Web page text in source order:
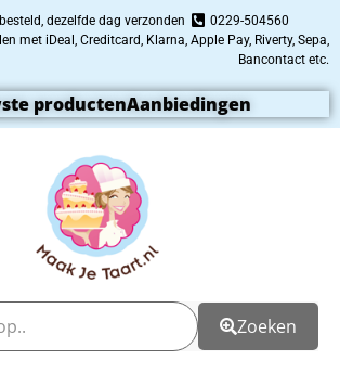
dezelfde dag verzonden
0229-504560
met iDeal, Creditcard, Klarna, Apple Pay, Riverty, Sepa,
Bancontact etc.
productenAanbiedingen
Zoeken